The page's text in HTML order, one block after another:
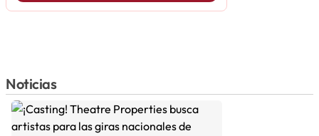
Noticias